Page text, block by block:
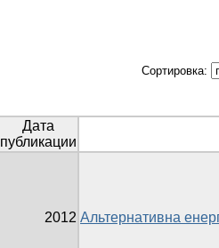
Сортировка:
Дата
публикации
2012 Альтернативна